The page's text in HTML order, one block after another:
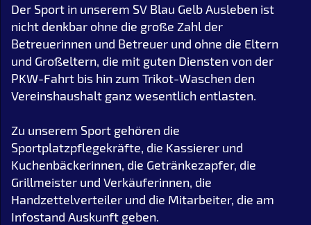
Der Sport in unserem SV Blau Gelb Ausleben ist
nicht denkbar ohne die große Zahl der
Betreuerinnen und Betreuer und ohne die Eltern
und Großeltern, die mit guten Diensten von der
PKW-Fahrt bis hin zum Trikot-Waschen den
Vereinshaushalt ganz wesentlich entlasten.
Zu unserem Sport gehören die
Sportplatzpflegekräfte, die Kassierer und
Kuchenbäckerinnen, die Getränkezapfer, die
Grillmeister und Verkäuferinnen, die
Handzettelverteiler und die Mitarbeiter, die am
Infostand Auskunft geben.